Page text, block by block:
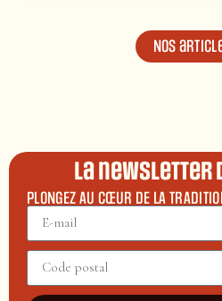
Nos
La newsletter
PLONGEZ AU CŒUR DE LA